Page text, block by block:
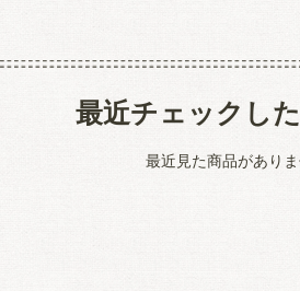
最近チェックし
最近見た商品がありま